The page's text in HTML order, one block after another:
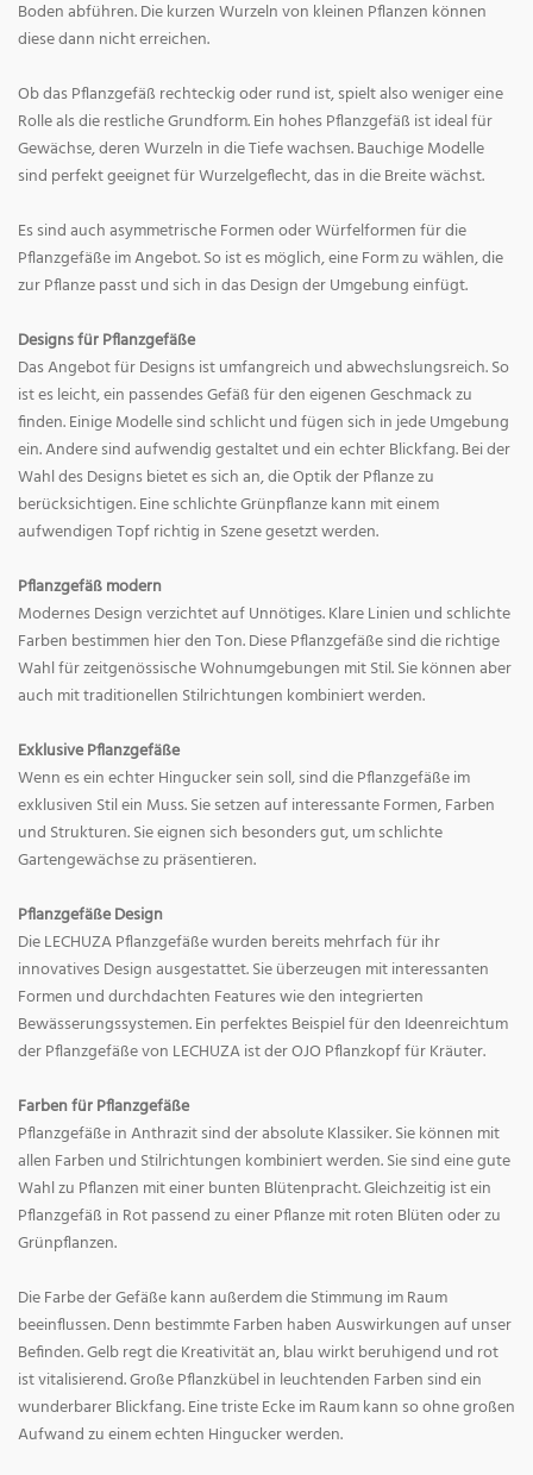
Boden abführen. Die kurzen Wurzeln von kleinen Pflanzen können
diese dann nicht erreichen.
Ob das Pflanzgefäß rechteckig oder rund ist, spielt also weniger eine
Rolle als die restliche Grundform. Ein hohes Pflanzgefäß ist ideal für
Gewächse, deren Wurzeln in die Tiefe wachsen. Bauchige Modelle
sind perfekt geeignet für Wurzelgeflecht, das in die Breite wächst.
Es sind auch asymmetrische Formen oder Würfelformen für die
Pflanzgefäße im Angebot. So ist es möglich, eine Form zu wählen, die
zur Pflanze passt und sich in das Design der Umgebung einfügt.
Designs für Pflanzgefäße
Das Angebot für Designs ist umfangreich und abwechslungsreich. So
ist es leicht, ein passendes Gefäß für den eigenen Geschmack zu
finden. Einige Modelle sind schlicht und fügen sich in jede Umgebung
ein. Andere sind aufwendig gestaltet und ein echter Blickfang. Bei der
Wahl des Designs bietet es sich an, die Optik der Pflanze zu
berücksichtigen. Eine schlichte Grünpflanze kann mit einem
aufwendigen Topf richtig in Szene gesetzt werden.
Pflanzgefäß modern
Modernes Design verzichtet auf Unnötiges. Klare Linien und schlichte
Farben bestimmen hier den Ton. Diese Pflanzgefäße sind die richtige
Wahl für zeitgenössische Wohnumgebungen mit Stil. Sie können aber
auch mit traditionellen Stilrichtungen kombiniert werden.
Exklusive Pflanzgefäße
Wenn es ein echter Hingucker sein soll, sind die Pflanzgefäße im
exklusiven Stil ein Muss. Sie setzen auf interessante Formen, Farben
und Strukturen. Sie eignen sich besonders gut, um schlichte
Gartengewächse zu präsentieren.
Pflanzgefäße Design
Die LECHUZA Pflanzgefäße wurden bereits mehrfach für ihr
innovatives Design ausgestattet. Sie überzeugen mit interessanten
Formen und durchdachten Features wie den integrierten
Bewässerungssystemen. Ein perfektes Beispiel für den Ideenreichtum
der Pflanzgefäße von LECHUZA ist der OJO Pflanzkopf für Kräuter.
Farben für Pflanzgefäße
Pflanzgefäße in Anthrazit sind der absolute Klassiker. Sie können mit
allen Farben und Stilrichtungen kombiniert werden. Sie sind eine gute
Wahl zu Pflanzen mit einer bunten Blütenpracht. Gleichzeitig ist ein
Pflanzgefäß in Rot passend zu einer Pflanze mit roten Blüten oder zu
Grünpflanzen.
Die Farbe der Gefäße kann außerdem die Stimmung im Raum
beeinflussen. Denn bestimmte Farben haben Auswirkungen auf unser
Befinden. Gelb regt die Kreativität an, blau wirkt beruhigend und rot
ist vitalisierend. Große Pflanzkübel in leuchtenden Farben sind ein
wunderbarer Blickfang. Eine triste Ecke im Raum kann so ohne großen
Aufwand zu einem echten Hingucker werden.